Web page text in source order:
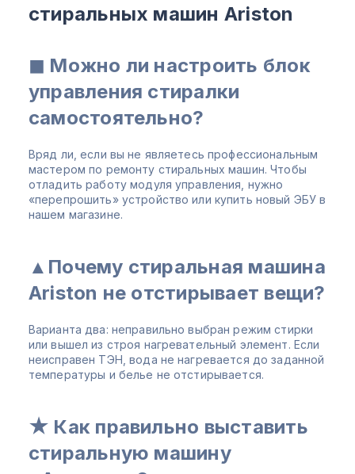
стиральных машин Ariston
◼ Можно ли настроить блок
управления стиралки
самостоятельно?
Вряд ли, если вы не являетесь профессиональным
мастером по ремонту стиральных машин. Чтобы
отладить работу модуля управления, нужно
«перепрошить» устройство или купить новый ЭБУ в
нашем магазине.
▲Почему стиральная машина
Ariston не отстирывает вещи?
Варианта два: неправильно выбран режим стирки
или вышел из строя нагревательный элемент. Если
неисправен ТЭН, вода не нагревается до заданной
температуры и белье не отстирывается.
★ Как правильно выставить
стиральную машину